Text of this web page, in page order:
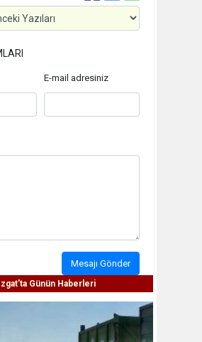
E-mail adresiniz
Mesajı Gönder
Günün Haberleri